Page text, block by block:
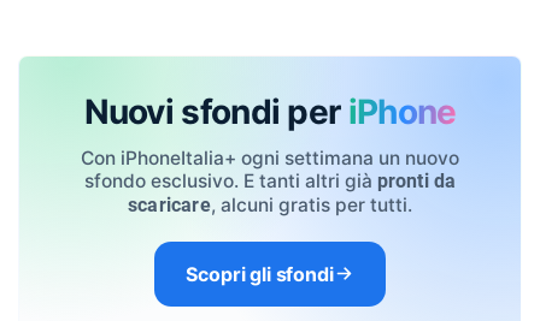
Nuovi sfondi per iPhone
Con iPhoneItalia+ ogni settimana un nuovo
sfondo esclusivo. E tanti altri già pronti da
scaricare, alcuni gratis per tutti.
Scopri gli sfondi